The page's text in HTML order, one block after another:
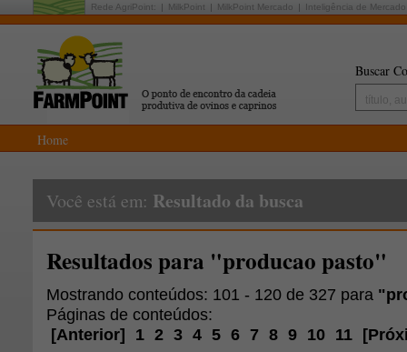
Rede AgriPoint: MilkPoint MilkPoint Mercado Inteligência de Mercado
Buscar
Home
Você está em: Resultado da busca
Resultados para "producao pasto"
Mostrando conteúdos: 101 - 120 de 327 para
Páginas de conteúdos:
[Anterior] 1 2 3 4 5 6 7 8 9 10 11 [